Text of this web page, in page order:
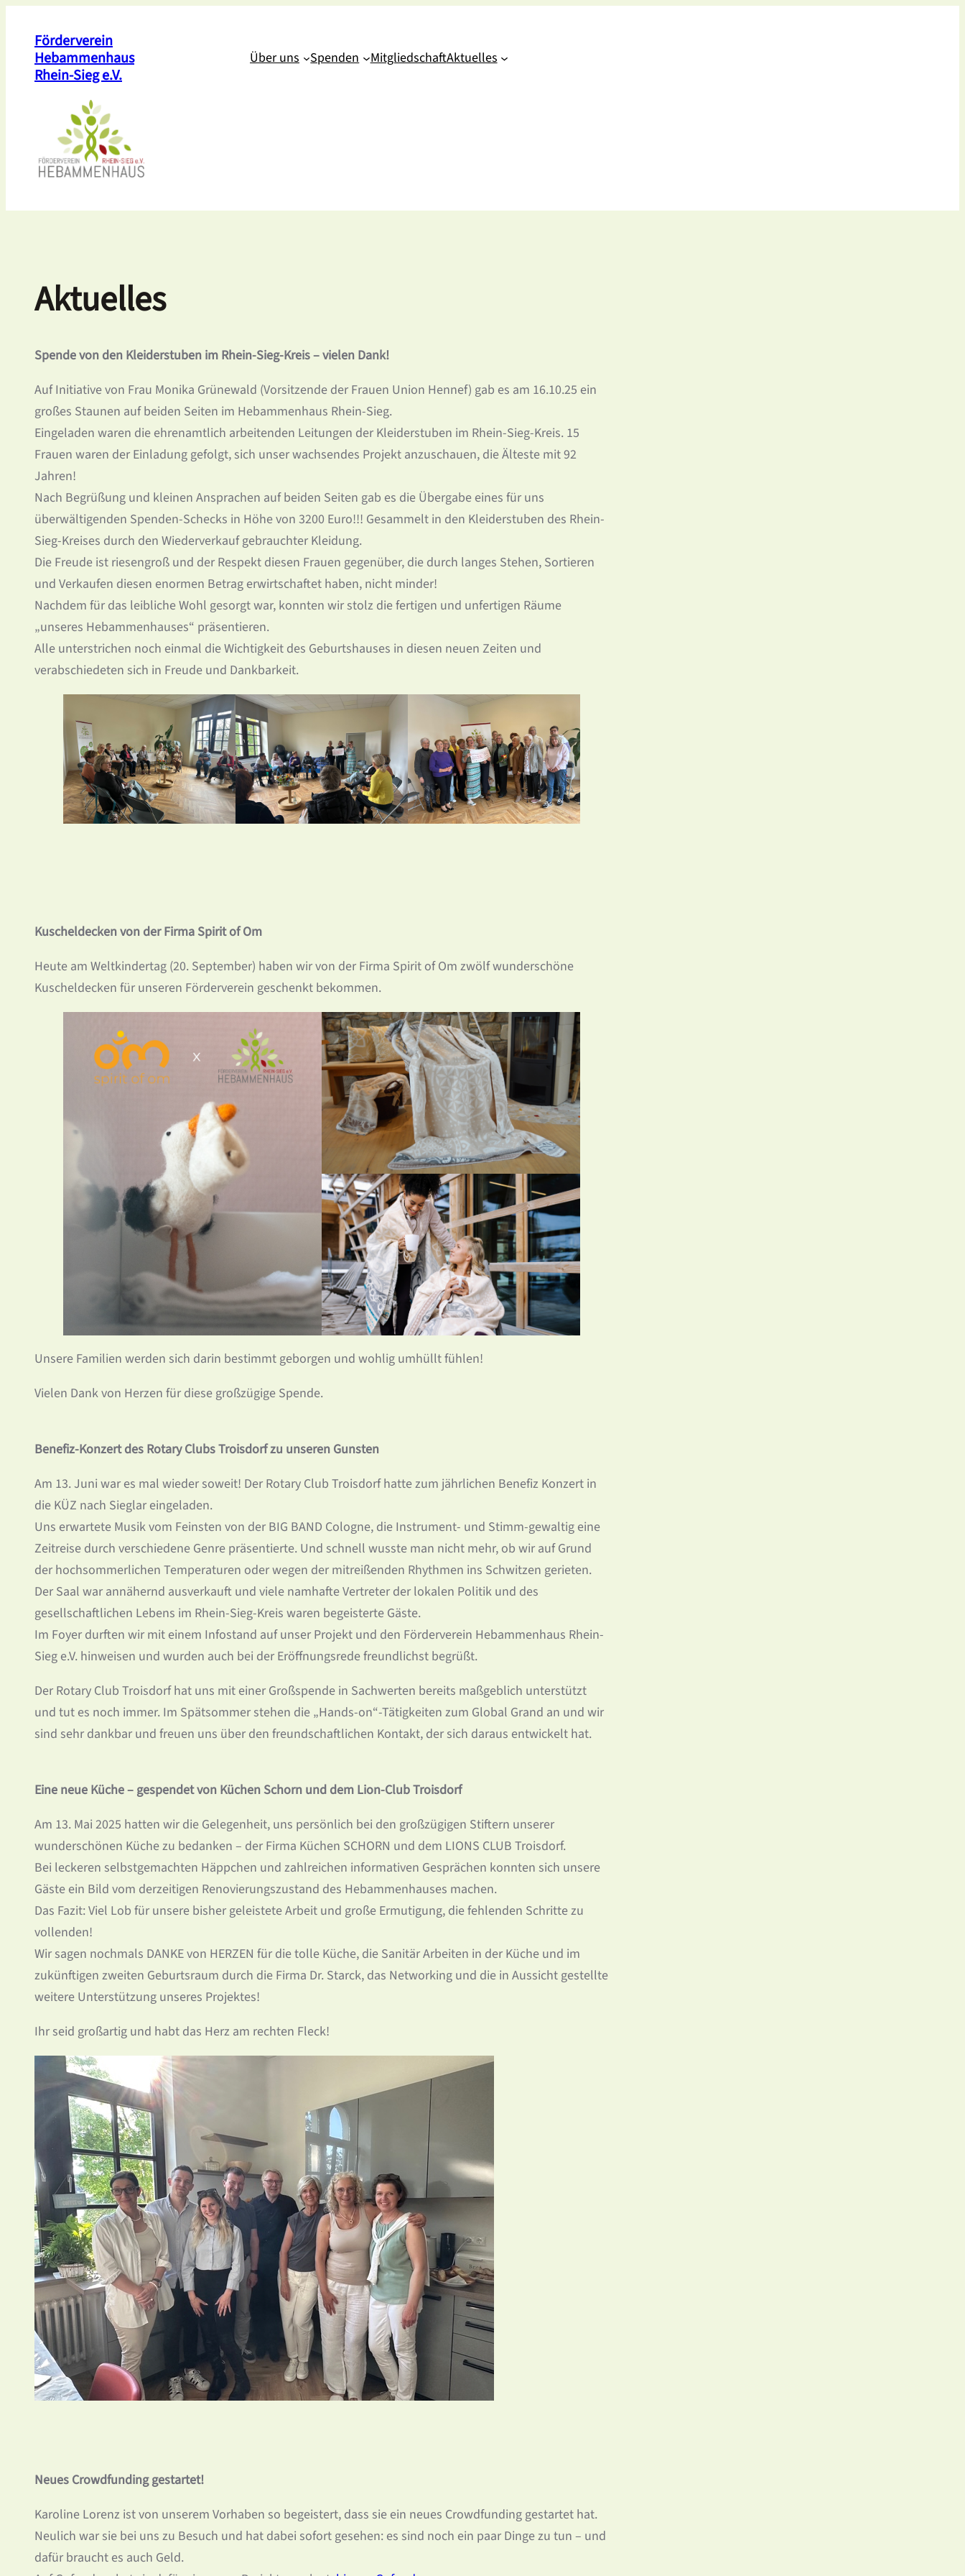
Inhalt
springen
Förderverein
Hebammenhaus
Rhein-Sieg e.V.
Über uns Spenden MitgliedschaftAktuelles
Aktuelles
Spende von den Kleiderstuben im Rhein-Sieg-Kreis – vielen Dank!
Auf Initiative von Frau Monika Grünewald (Vorsitzende der Frauen Union Hennef) gab es am 16.10.25 ein
großes Staunen auf beiden Seiten im Hebammenhaus Rhein-Sieg.
Eingeladen waren die ehrenamtlich arbeitenden Leitungen der Kleiderstuben im Rhein-Sieg-Kreis. 15
Frauen waren der Einladung gefolgt, sich unser wachsendes Projekt anzuschauen, die Älteste mit 92
Jahren!
Nach Begrüßung und kleinen Ansprachen auf beiden Seiten gab es die Übergabe eines für uns
überwältigenden Spenden-Schecks in Höhe von 3200 Euro!!! Gesammelt in den Kleiderstuben des Rhein-
Sieg-Kreises durch den Wiederverkauf gebrauchter Kleidung.
Die Freude ist riesengroß und der Respekt diesen Frauen gegenüber, die durch langes Stehen, Sortieren
und Verkaufen diesen enormen Betrag erwirtschaftet haben, nicht minder!
Nachdem für das leibliche Wohl gesorgt war, konnten wir stolz die fertigen und unfertigen Räume
„unseres Hebammenhauses“ präsentieren.
Alle unterstrichen noch einmal die Wichtigkeit des Geburtshauses in diesen neuen Zeiten und
verabschiedeten sich in Freude und Dankbarkeit.
Kuscheldecken von der Firma Spirit of Om
Heute am Weltkindertag (20. September) haben wir von der Firma Spirit of Om zwölf wunderschöne
Kuscheldecken für unseren Förderverein geschenkt bekommen.
Unsere Familien werden sich darin bestimmt geborgen und wohlig umhüllt fühlen!
Vielen Dank von Herzen für diese großzügige Spende.
Benefiz-Konzert des Rotary Clubs Troisdorf zu unseren Gunsten
Am 13. Juni war es mal wieder soweit! Der Rotary Club Troisdorf hatte zum jährlichen Benefiz Konzert in
die KÜZ nach Sieglar eingeladen.
Uns erwartete Musik vom Feinsten von der BIG BAND Cologne, die Instrument- und Stimm-gewaltig eine
Zeitreise durch verschiedene Genre präsentierte. Und schnell wusste man nicht mehr, ob wir auf Grund
der hochsommerlichen Temperaturen oder wegen der mitreißenden Rhythmen ins Schwitzen gerieten.
Der Saal war annähernd ausverkauft und viele namhafte Vertreter der lokalen Politik und des
gesellschaftlichen Lebens im Rhein-Sieg-Kreis waren begeisterte Gäste.
Im Foyer durften wir mit einem Infostand auf unser Projekt und den Förderverein Hebammenhaus Rhein-
Sieg e.V. hinweisen und wurden auch bei der Eröffnungsrede freundlichst begrüßt.
Der Rotary Club Troisdorf hat uns mit einer Großspende in Sachwerten bereits maßgeblich unterstützt
und tut es noch immer. Im Spätsommer stehen die „Hands-on“-Tätigkeiten zum Global Grand an und wir
sind sehr dankbar und freuen uns über den freundschaftlichen Kontakt, der sich daraus entwickelt hat.
Eine neue Küche – gespendet von Küchen Schorn und dem Lion-Club Troisdorf
Am 13. Mai 2025 hatten wir die Gelegenheit, uns persönlich bei den großzügigen Stiftern unserer
wunderschönen Küche zu bedanken – der Firma Küchen SCHORN und dem LIONS CLUB Troisdorf.
Bei leckeren selbstgemachten Häppchen und zahlreichen informativen Gesprächen konnten sich unsere
Gäste ein Bild vom derzeitigen Renovierungszustand des Hebammenhauses machen.
Das Fazit: Viel Lob für unsere bisher geleistete Arbeit und große Ermutigung, die fehlenden Schritte zu
vollenden!
Wir sagen nochmals DANKE von HERZEN für die tolle Küche, die Sanitär Arbeiten in der Küche und im
zukünftigen zweiten Geburtsraum durch die Firma Dr. Starck, das Networking und die in Aussicht gestellte
weitere Unterstützung unseres Projektes!
Ihr seid großartig und habt das Herz am rechten Fleck!
Neues Crowdfunding gestartet!
Karoline Lorenz ist von unserem Vorhaben so begeistert, dass sie ein neues Crowdfunding gestartet hat.
Neulich war sie bei uns zu Besuch und hat dabei sofort gesehen: es sind noch ein paar Dinge zu tun – und
dafür braucht es auch Geld.